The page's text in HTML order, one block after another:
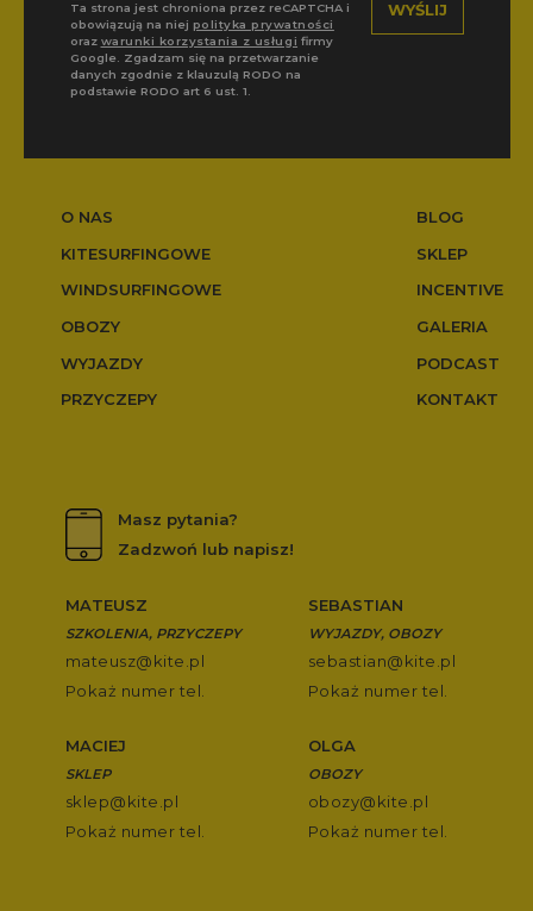
O NAS
KITESURFINGOWE
WINDSURFINGOWE
OBOZY
WYJAZDY
PRZYCZEPY
BLOG
SKLEP
INCENTIVE
GALERIA
PODCAST
KONTAKT
Masz pytania?
Zadzwoń lub napisz!
MATEUSZ
SZKOLENIA, PRZYCZEPY
mateusz@kite.pl
Pokaż numer tel.
MACIEJ
SKLEP
sklep@kite.pl
Pokaż numer tel.
SEBASTIAN
WYJAZDY, OBOZY
sebastian@kite.pl
Pokaż numer tel.
OLGA
OBOZY
obozy@kite.pl
Pokaż numer tel.
Ta strona jest chroniona przez reCAPTCHA i
obowiązują na niej polityka prywatności
oraz warunki korzystania z usługi firmy
Google. Zgadzam się na przetwarzanie
danych zgodnie z klauzulą RODO na
podstawie RODO art 6 ust. 1.